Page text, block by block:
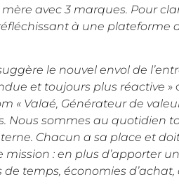
avec 3 marques. Pour
à une plateforme
le nouvel envol de
et toujours plus réactive »
« Valaé, Générateur de
Nous sommes au quotidien
Chacun a sa place et
: en plus d’apporter
temps, économies d’achat,